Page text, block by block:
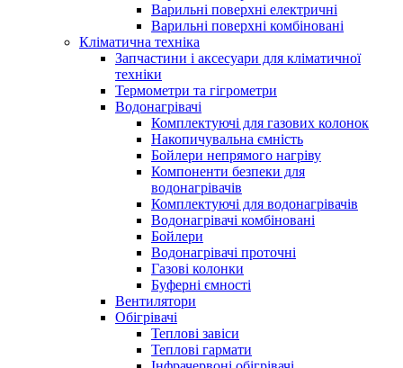
Варильні поверхні електричні
Варильні поверхні комбіновані
Кліматична техніка
Запчастини і аксесуари для кліматичної
техніки
Термометри та гігрометри
Водонагрівачі
Комплектуючі для газових колонок
Накопичувальна ємність
Бойлери непрямого нагріву
Компоненти безпеки для
водонагрівачів
Комплектуючі для водонагрівачів
Водонагрівачі комбіновані
Бойлери
Водонагрівачі проточні
Газові колонки
Буферні ємності
Вентилятори
Обігрівачі
Теплові завіси
Теплові гармати